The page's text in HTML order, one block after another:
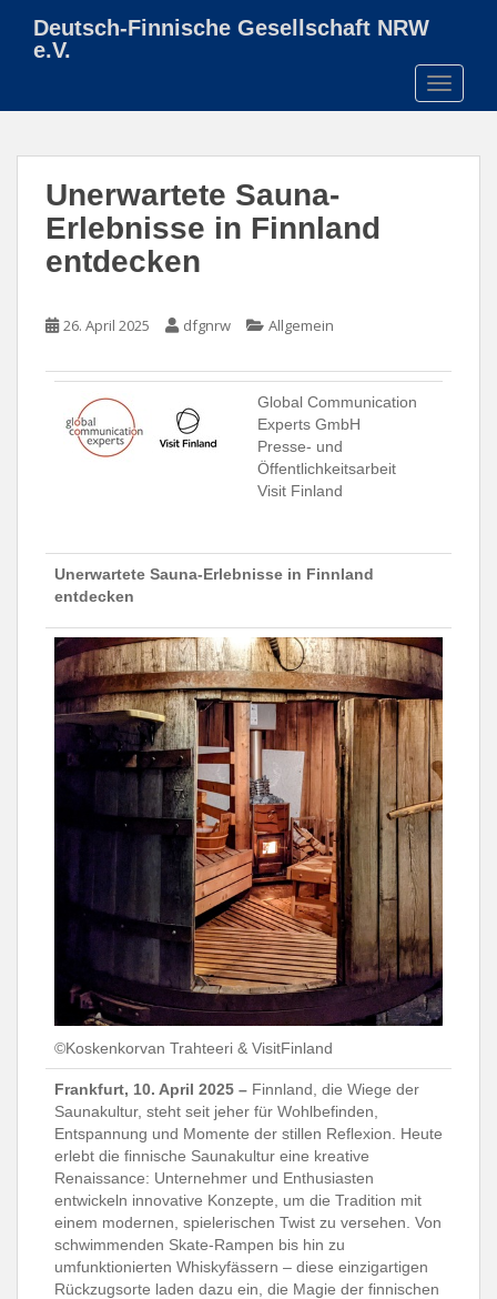
t
Deutsch-Finnische Gesellschaft NRW
e.V.
Unerwartete Sauna-
Erlebnisse in Finnland
entdecken
26. April 2025 dfgnrw Allgemein
Global Communication
Experts GmbH
Presse- und
Öffentlichkeitsarbeit
Visit Finland
Unerwartete Sauna-Erlebnisse in Finnland
entdecken
©Koskenkorvan Trahteeri & VisitFinland
Frankfurt, 10. April 2025 – Finnland, die Wiege der
Saunakultur, steht seit jeher für Wohlbefinden,
Entspannung und Momente der stillen Reflexion. Heute
erlebt die finnische Saunakultur eine kreative
Renaissance: Unternehmer und Enthusiasten
entwickeln innovative Konzepte, um die Tradition mit
einem modernen, spielerischen Twist zu versehen. Von
schwimmenden Skate-Rampen bis hin zu
umfunktionierten Whiskyfässern – diese einzigartigen
Rückzugsorte laden dazu ein, die Magie der finnischen